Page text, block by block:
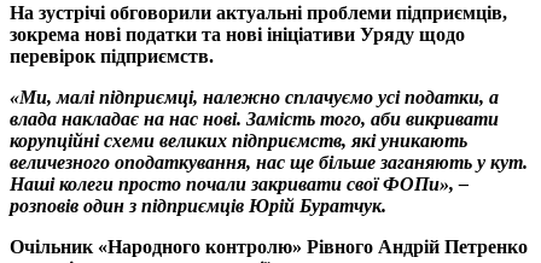
На зустрічі обговорили актуальні проблеми підприємців,
зокрема нові податки та нові ініціативи Уряду щодо
перевірок підприємств.
«Ми, малі підприємці, належно сплачуємо усі податки, а
влада накладає на нас нові. Замість того, аби викривати
корупційні схеми великих підприємств, які уникають
величезного оподаткування, нас ще більше заганяють у кут.
Наші колеги просто почали закривати свої ФОПи», –
розповів один з підприємців Юрій Буратчук.
Очільник «Народного контролю» Рівного Андрій Петренко